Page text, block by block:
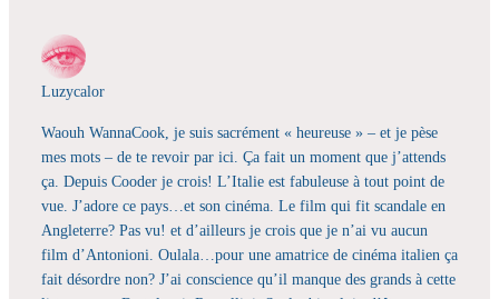
Luzycalor
Waouh WannaCook, je suis sacrément « heureuse » – et je pèse
mes mots – de te revoir par ici. Ça fait un moment que j’attends
ça. Depuis Cooder je crois! L’Italie est fabuleuse à tout point de
vue. J’adore ce pays…et son cinéma. Le film qui fit scandale en
Angleterre? Pas vu! et d’ailleurs je crois que je n’ai vu aucun
film d’Antonioni. Oulala…pour une amatrice de cinéma italien ça
fait désordre non? J’ai conscience qu’il manque des grands à cette